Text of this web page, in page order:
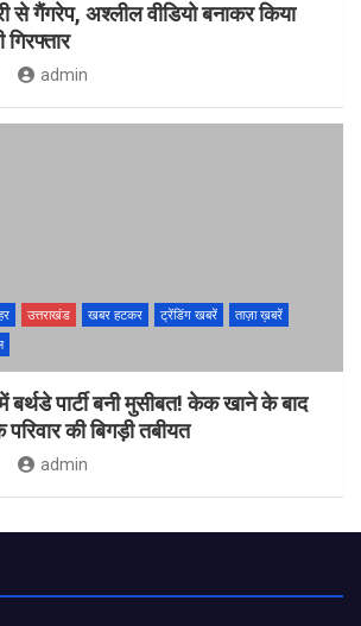
से गैंगरेप, अश्लील वीडियो बनाकर किया
admin
उत्तराखंड खबर हटकर ट्रेंडिंग खबरें
ताज़ा ख़बरें
बर्थडे पार्टी बनी मुसीबत! केक खाने के बाद
की बिगड़ी तबीयत
admin